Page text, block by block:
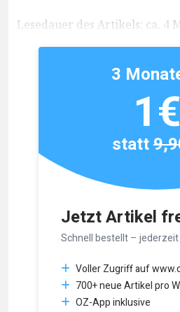
Lesedauer des Artikels: ca. 4
Jetzt Artikel
Schnell bestellt – jederzeit
Voller Zugriff auf
700+ neue Artikel pro
OZ-App inklusive
3
1€
statt